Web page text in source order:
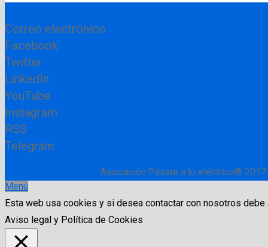
Correo electrónico
Facebook
Twitter
LinkedIn
YouTube
Instagram
RSS
Telegram
Asociación Pásate a lo eléctrico®
Menú
Esta web usa cookies y si desea contactar con nosotros
Aviso legal y Política de Cookies